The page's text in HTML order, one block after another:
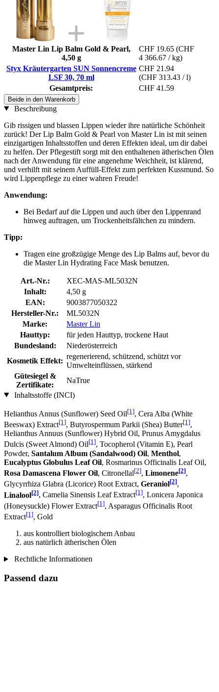
Master Lin Lip Balm Gold & Pearl,
4,50 g
CHF 19.65 (CHF
4 366.67 / kg)
Styx Kräutergarten SUN Sonnencreme
LSF 30, 70 ml
CHF 21.94
(CHF 313.43 / l)
Gesamtpreis:
CHF 41.59
Beide in den Warenkorb
Beschreibung
Gib rissigen und blassen Lippen wieder ihre natürliche Schönheit
zurück! Der Lip Balm Gold & Pearl von Master Lin ist mit seinen
einzigartigen Inhaltsstoffen und deren Effekten ideal, um dir dabei
zu helfen. Der Pflegestift sorgt mit den enthaltenen ätherischen Ölen
nach der Anwendung für eine angenehme Weichheit, ist klärend,
und verhilft mit seinem Auffüll-Effekt zum perfekten Kussmund. So
wird Lippenpflege zu einer wahren Freude!
Anwendung:
Bei Bedarf auf die Lippen und auch über den Lippenrand
hinweg auftragen, um Trockenheitsfältchen zu mindern.
Tipp:
Tragen eine großzügige Menge des Lip Balms auf, bevor du
die Master Lin Hydrating Face Mask benutzen.
Art.-Nr.:
XEC-MAS-ML5032N
Inhalt:
4,50 g
EAN:
9003877050322
Hersteller-Nr.:
ML5032N
Marke:
Master Lin
Hauttyp:
für jeden Hauttyp, trockene Haut
Bundesland:
Niederösterreich
Kosmetik Effekt:
regenerierend, schützend, schützt vor
Umwelteinflüssen, stärkend
Gütesiegel &
Zertifikate:
NaTrue
Inhaltsstoffe (INCI)
Helianthus Annus (Sunflower) Seed Oil[1], Cera Alba (White
Beeswax) Extract[1], Butyrospermum Parkii (Shea) Butter[1],
Helianthus Annuus (Sunflower) Hybrid Oil, Prunus Amygdalus
Dulcis (Sweet Almond) Oil[1], Tocopherol (Vitamin E), Pearl
Powder, Santalum Album (Sandalwood) Oil, Menthol,
Eucalyptus Globulus Leaf Oil, Rosmarinus Officinalis Leaf Oil,
Rosa Damascena Flower Oil, Citronellal[2], Limonene[2],
Glycyrrhiza Glabra (Licorice) Root Extract, Geraniol[2],
Linalool[2], Camelia Sinensis Leaf Extract[1], Lonicera Japonica
(Honeysuckle) Flower Extract[1], Asparagus Officinalis Root
Extract[1], Gold
aus kontrolliert biologischem Anbau
aus natürlich ätherischen Ölen
Rechtliche Informationen
Passend dazu